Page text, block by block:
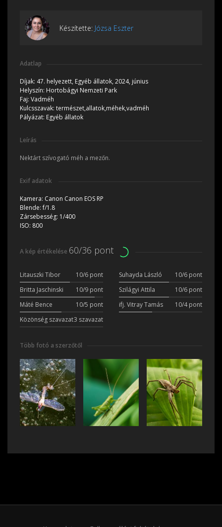
Készítette: Józsa Eszter
Adatlap
Díjak: 47. helyezett, Egyéb állatok, 2024, június
Helyszín: Hortobágyi Nemzeti Park
Faj: Vadméh
Kulcsszavak: természet,allatok,méhek,vadméh
Pályázat: Egyéb állatok
Leírás
Nektárt szívogató méh a mezőn.
Exif adatok
Kamera: Canon Canon EOS RP
Blende:f/1.8
Zársebesség: 1/400
ISO: 800
A kép értékelése 60/36 pont
Litauszki Tibor 10/6 pont Suhayda László
10/6 pont
Britta Jaschinski
10/9 pont Szilágyi Attila
10/6 pont
Máté Bence
10/5 pont ifj. Vitray Tamás
10/4 pont
Közönség szavazat3 szavazat
Több fotó a szerzőtől